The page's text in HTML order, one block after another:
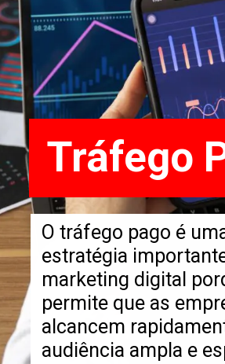
O tráfego pago é
estratégia
marketing digital
permite que as
alcancem
audiência ampla e
Tráfego